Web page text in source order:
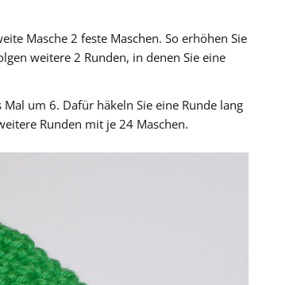
Masche 2 feste Maschen. So erhöhen Sie
weitere 2 Runden, in denen Sie eine
um 6. Dafür häkeln Sie eine Runde lang
Runden mit je 24 Maschen.